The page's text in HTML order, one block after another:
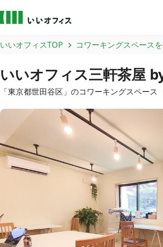
いいオフィスTOP コワーキングスペース
いいオフィス三軒茶屋
「東京都世田谷区 」のコワーキングスペース